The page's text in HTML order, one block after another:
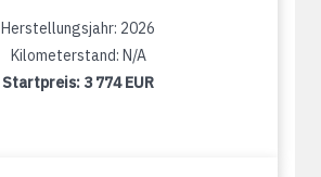
Herstellungsjahr: 2026
Kilometerstand: N/A
Startpreis: 3 774 EUR